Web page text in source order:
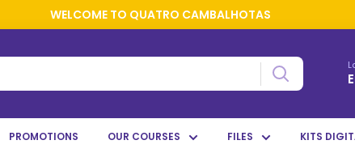
WELCOME TO QUATRO CAMBALHOTAS
PROMOTIONS OUR COURSES FILES KITS